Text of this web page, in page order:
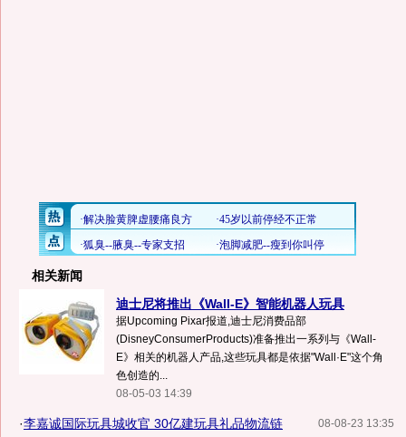
相关新闻
迪士尼将推出《Wall-E》智能机器人玩具
据Upcoming Pixar报道,迪士尼消费品部
(DisneyConsumerProducts)准备推出一系列与《Wall-
E》相关的机器人产品,这些玩具都是依据"Wall·E"这个角
色创造的...
08-05-03 14:39
08-08-23 13:35
·李嘉诚国际玩具城收官 30亿建玩具礼品物流链